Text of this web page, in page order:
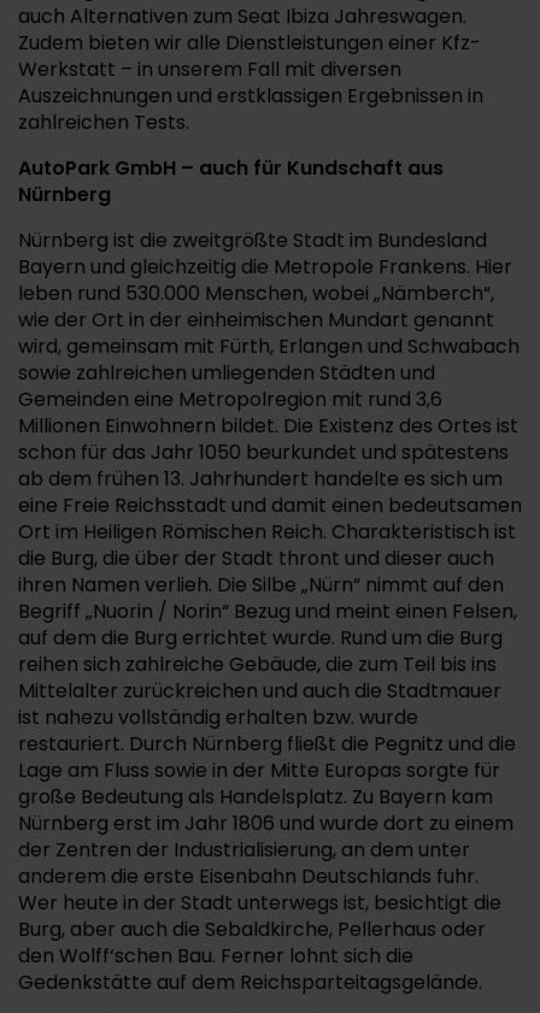
auch Alternativen zum Seat Ibiza Jahreswagen.
Zudem bieten wir alle Dienstleistungen einer Kfz-
Werkstatt – in unserem Fall mit diversen
Auszeichnungen und erstklassigen Ergebnissen in
zahlreichen Tests.
AutoPark GmbH – auch für Kundschaft aus
Nürnberg
Nürnberg ist die zweitgrößte Stadt im Bundesland
Bayern und gleichzeitig die Metropole Frankens. Hier
leben rund 530.000 Menschen, wobei „Nämberch“,
wie der Ort in der einheimischen Mundart genannt
wird, gemeinsam mit Fürth, Erlangen und Schwabach
sowie zahlreichen umliegenden Städten und
Gemeinden eine Metropolregion mit rund 3,6
Millionen Einwohnern bildet. Die Existenz des Ortes ist
schon für das Jahr 1050 beurkundet und spätestens
ab dem frühen 13. Jahrhundert handelte es sich um
eine Freie Reichsstadt und damit einen bedeutsamen
Ort im Heiligen Römischen Reich. Charakteristisch ist
die Burg, die über der Stadt thront und dieser auch
ihren Namen verlieh. Die Silbe „Nürn“ nimmt auf den
Begriff „Nuorin / Norin“ Bezug und meint einen Felsen,
auf dem die Burg errichtet wurde. Rund um die Burg
reihen sich zahlreiche Gebäude, die zum Teil bis ins
Mittelalter zurückreichen und auch die Stadtmauer
ist nahezu vollständig erhalten bzw. wurde
restauriert. Durch Nürnberg fließt die Pegnitz und die
Lage am Fluss sowie in der Mitte Europas sorgte für
große Bedeutung als Handelsplatz. Zu Bayern kam
Nürnberg erst im Jahr 1806 und wurde dort zu einem
der Zentren der Industrialisierung, an dem unter
anderem die erste Eisenbahn Deutschlands fuhr.
Wer heute in der Stadt unterwegs ist, besichtigt die
Burg, aber auch die Sebaldkirche, Pellerhaus oder
den Wolff‘schen Bau. Ferner lohnt sich die
Gedenkstätte auf dem Reichsparteitagsgelände.